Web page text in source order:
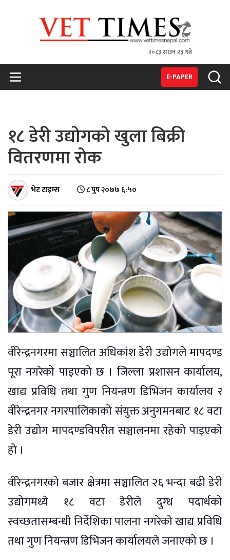
२०८३ साउन २३ गते
E-PAPER
१८ डेरी उद्योगको खुला बिक्री
वितरणमा रोक
भेट टाइम्स ८ पुष २०७७ ६:५०
वीरेन्द्रनगरमा सञ्चालित अधिकांश डेरी उद्योगले मापदण्ड
पूरा नगरेको पाइएको छ । जिल्ला प्रशासन कार्यालय,
खाद्य प्रविधि तथा गुण नियन्त्रण डिभिजन कार्यालय र
वीरेन्द्रनगर नगरपालिकाको संयुक्त अनुगमनबाट १८ वटा
डेरी उद्योग मापदण्डविपरीत सञ्चालनमा रहेको पाइएको
हो ।
वीरेन्द्रनगरको बजार क्षेत्रमा सञ्चालित २६ भन्दा बढी डेरी
उद्योगमध्ये १८ वटा डेरीले दुग्ध पदार्थको
स्वच्छतासम्बन्धी निर्देशिका पालना नगरेको खाद्य प्रविधि
तथा गुण नियन्त्रण डिभिजन कार्यालयले जनाएको छ ।